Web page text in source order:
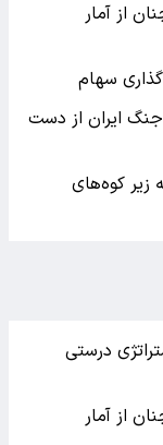
از آمار
سهام
در جنگ ایران از دست
زیر کوه‌های
درستی
از آمار